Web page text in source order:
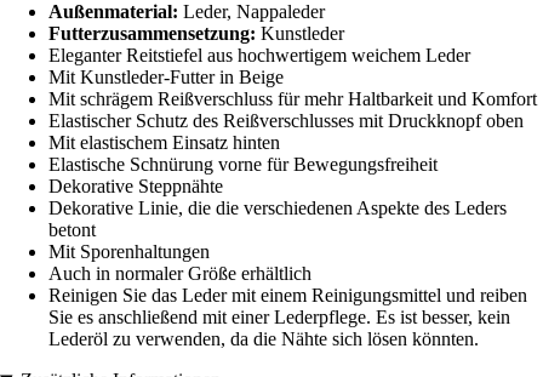
Außenmaterial: Leder, Nappaleder
Futterzusammensetzung: Kunstleder
Eleganter Reitstiefel aus hochwertigem weichem Leder
Mit Kunstleder-Futter in Beige
Mit schrägem Reißverschluss für mehr Haltbarkeit und Komfort
Elastischer Schutz des Reißverschlusses mit Druckknopf oben
Mit elastischem Einsatz hinten
Elastische Schnürung vorne für Bewegungsfreiheit
Dekorative Steppnähte
Dekorative Linie, die die verschiedenen Aspekte des Leders
betont
Mit Sporenhaltungen
Auch in normaler Größe erhältlich
Reinigen Sie das Leder mit einem Reinigungsmittel und reiben
Sie es anschließend mit einer Lederpflege. Es ist besser, kein
Lederöl zu verwenden, da die Nähte sich lösen könnten.